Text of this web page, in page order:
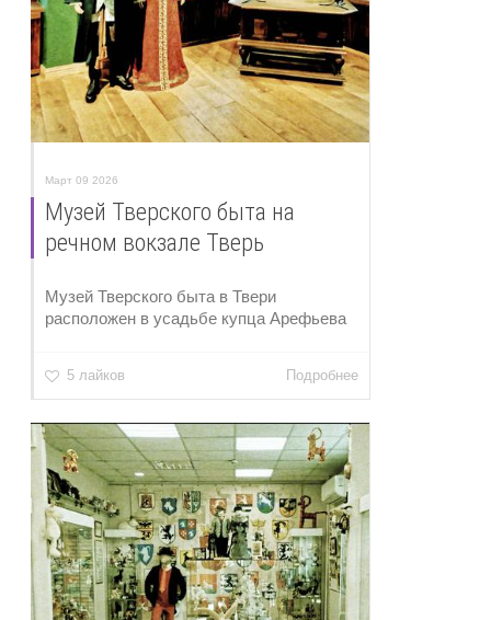
Март 09 2026
Музей Тверского быта на
речном вокзале Тверь
Музей Тверского быта в Твери
расположен в усадьбе купца Арефьева
5 лайков Подробнее